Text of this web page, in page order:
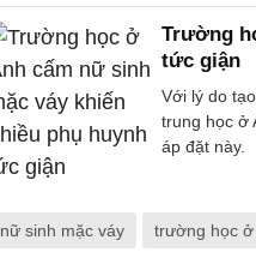
Trường
tức giận
Với lý do
trung học ở
áp đặt này.
nữ sinh mặc váy trường học ở